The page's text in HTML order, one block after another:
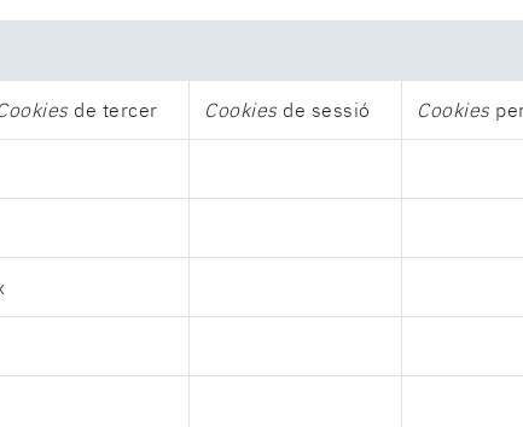
de tercer Cookies de sessió Cookies